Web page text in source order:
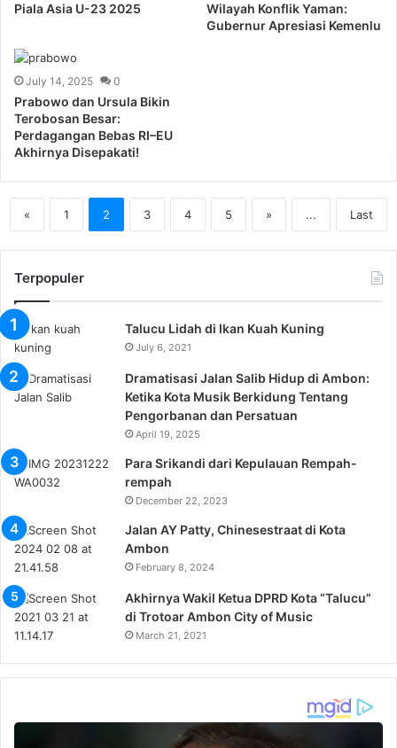
Piala Asia U-23 2025
Wilayah Konflik Yaman:
Gubernur Apresiasi Kemenlu
July 14, 2025 0
Prabowo dan Ursula Bikin
Terobosan Besar:
Perdagangan Bebas RI–EU
Akhirnya Disepakati!
« 1 2 3 4 5 » ... Last
Terpopuler
Talucu Lidah di Ikan Kuah Kuning
July 6, 2021
Dramatisasi Jalan Salib Hidup di Ambon:
Ketika Kota Musik Berkidung Tentang
Pengorbanan dan Persatuan
April 19, 2025
Para Srikandi dari Kepulauan Rempah-
rempah
December 22, 2023
Jalan AY Patty, Chinesestraat di Kota
Ambon
February 8, 2024
Akhirnya Wakil Ketua DPRD Kota “Talucu”
di Trotoar Ambon City of Music
March 21, 2021